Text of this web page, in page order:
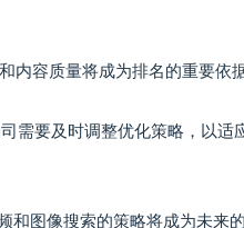
内容质量将成为排名的重要依据
需要及时调整优化策略，以适
和图像搜索的策略将成为未来